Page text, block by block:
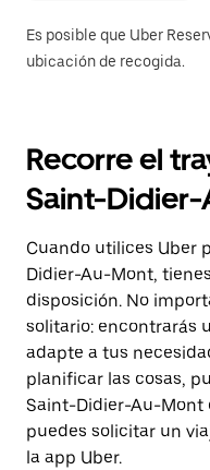
Es posible que Uber
ubicación de recogida.
Recorre el
Saint-
Cuando utilices Uber
Didier-Au-Mont,
disposición. No
solitario: encontrarás
adapte a tus
planificar las cosas,
Saint-Didier-Au-Mont
puedes solicitar un
la app Uber.